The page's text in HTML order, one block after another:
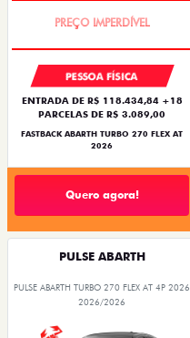
PESSOA FÍSICA
ENTRADA DE R$ 118.434,84 +18
PARCELAS DE R$ 3.089,00
FASTBACK ABARTH TURBO 270 FLEX AT
2026
Quero agora!
PULSE ABARTH
PULSE ABARTH TURBO 270 FLEX AT 4P 2026
2026/2026